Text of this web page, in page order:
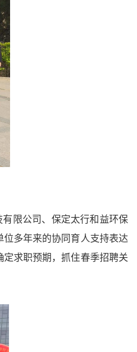
限公司、保定太行和益环保
多年来的协同育人支持表达
求职预期，抓住春季招聘关